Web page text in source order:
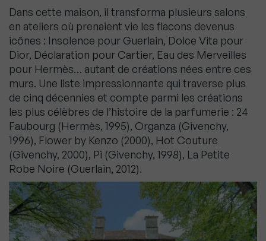
Dans cette maison, il transforma plusieurs salons
en ateliers où prenaient vie les flacons devenus
icônes : Insolence pour Guerlain, Dolce Vita pour
Dior, Déclaration pour Cartier, Eau des Merveilles
pour Hermès… autant de créations nées entre ces
murs. Une liste impressionnante qui traverse plus
de cinq décennies et compte parmi les créations
les plus célèbres de l’histoire de la parfumerie : 24
Faubourg (Hermès, 1995), Organza (Givenchy,
1996), Flower by Kenzo (2000), Hot Couture
(Givenchy, 2000), Pi (Givenchy, 1998), La Petite
Robe Noire (Guerlain, 2012).